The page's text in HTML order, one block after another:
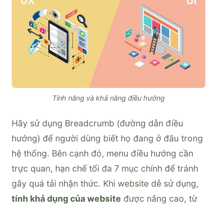
Tính năng và khả năng điều hướng
Hãy sử dụng Breadcrumb (đường dẫn điều
hướng) để người dùng biết họ đang ở đâu trong
hệ thống. Bên cạnh đó, menu điều hướng cần
trực quan, hạn chế tối đa 7 mục chính để tránh
gây quá tải nhận thức. Khi website dễ sử dụng,
tính khả dụng của website được nâng cao, từ